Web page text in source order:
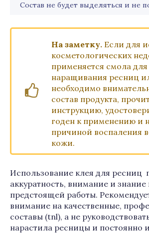
Состав не будет выделяться и не
На заметку. Если для
косметологических
применяется смола для
наращивания ресниц
необходимо
состав продукта,
инструкцию,
годен к применению и
причиной воспаления
кожи.
Использование клея для ресниц
аккуратность, внимание и знание
предстоящей работы.
внимание на качественные,
составы (tnl), а не
нарастила ресницы и постоянно